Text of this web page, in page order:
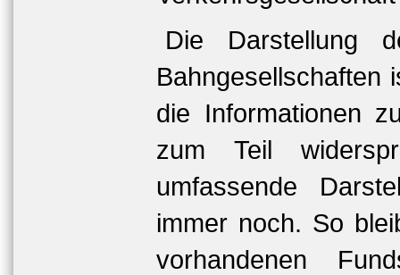
Die Darstellung
Bahngesellschaften
die Informationen
zum Teil
umfassende
immer noch. So
vorhandenen